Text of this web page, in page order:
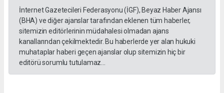
İnternet Gazetecileri Federasyonu (İGF), Beyaz Haber Ajansı
(BHA) ve diğer ajanslar tarafından eklenen tüm haberler,
sitemizin editörlerinin müdahalesi olmadan ajans
kanallarından çekilmektedir. Bu haberlerde yer alan hukuki
muhataplar haberi geçen ajanslar olup sitemizin hiç bir
editörü sorumlu tutulamaz...